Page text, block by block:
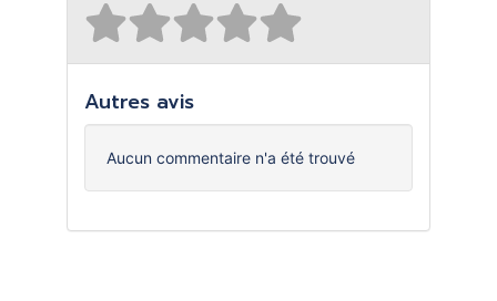
Autres avis
Aucun commentaire n'a été trouvé